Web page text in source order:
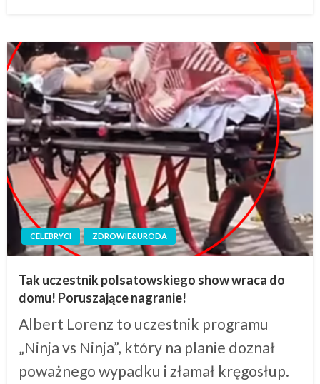
CELEBRYCI ZDROWIE&URODA
Tak uczestnik polsatowskiego show wraca do
domu! Poruszające nagranie!
Albert Lorenz to uczestnik programu
„Ninja vs Ninja”, który na planie doznał
poważnego wypadku i złamał kręgosłup.